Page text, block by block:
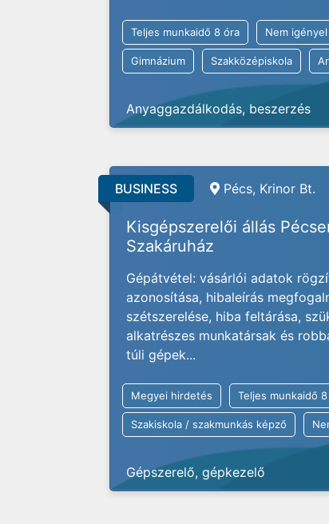
Teljes munkaidő 8 óra Nem
Gimnázium Szakközépiskola
Anyaggazdálkodás, beszerzés
BUSINESS Pécs, Krinor Bt.
Kisgépszerelői állás
Szakáruház
Gépátvétel: vásárlói adatok
azonosítása, hibaleírás
szétszerelése, hiba feltárása,
alkatrészes munkatársak és
túli gépek...
Megyei hirdetés Teljes munkaidő
Szakiskola / szakmunkás képző
Gépszerelő, gépkezelő